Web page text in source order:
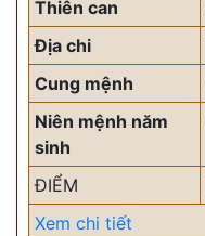
Thiên can
Địa chi
Cung mệnh
Niên mệnh năm
sinh
ĐIỂM
Xem chi tiết